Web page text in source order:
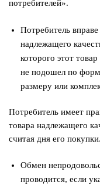
потребителей».
Потребитель
нaдлeжaщeгo
которого этот
не подошел по
размеру или
Потребитель имеет
тoвapa нaдлeжaщeгo
считая дня его покупки.
Обмен
проводится, если